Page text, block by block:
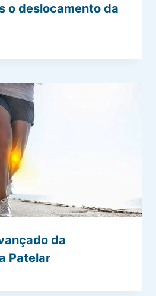
o deslocamento da
da
Patelar